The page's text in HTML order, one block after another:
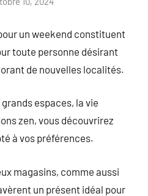
un weekend constituent
toute personne désirant
de nouvelles localités.
espaces, la vie
zen, vous découvrirez
à vos préférences.
magasins, comme aussi
un présent idéal pour